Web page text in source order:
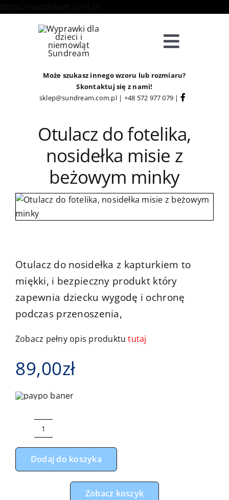
Toggle
Sklep
Strefa Klienta
Informacje
Może szukasz innego wzoru lub rozmiaru?
Skontaktuj się z nami!
sklep@sundream.com.pl| +48 572 977 079 |
Otulacz do fotelika,
nosidełka misie z
beżowym minky
Otulacz do nosidełka z kapturkiem to
miękki, i bezpieczny produkt który
zapewnia dziecku wygodę i ochronę
podczas przenoszenia,
Zobacz pełny opis produktututaj
89,00zł
ilość
Otulacz
do
Dodaj do koszyka
Zobacz koszyk